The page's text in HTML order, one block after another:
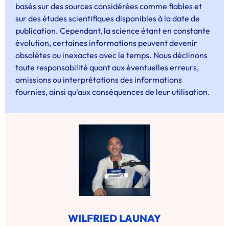
basés sur des sources considérées comme fiables et
sur des études scientifiques disponibles à la date de
publication. Cependant, la science étant en constante
évolution, certaines informations peuvent devenir
obsolètes ou inexactes avec le temps. Nous déclinons
toute responsabilité quant aux éventuelles erreurs,
omissions ou interprétations des informations
fournies, ainsi qu'aux conséquences de leur utilisation.
WILFRIED LAUNAY